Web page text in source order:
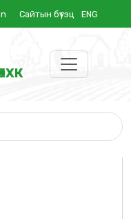
Сайтын бүтэц ENG